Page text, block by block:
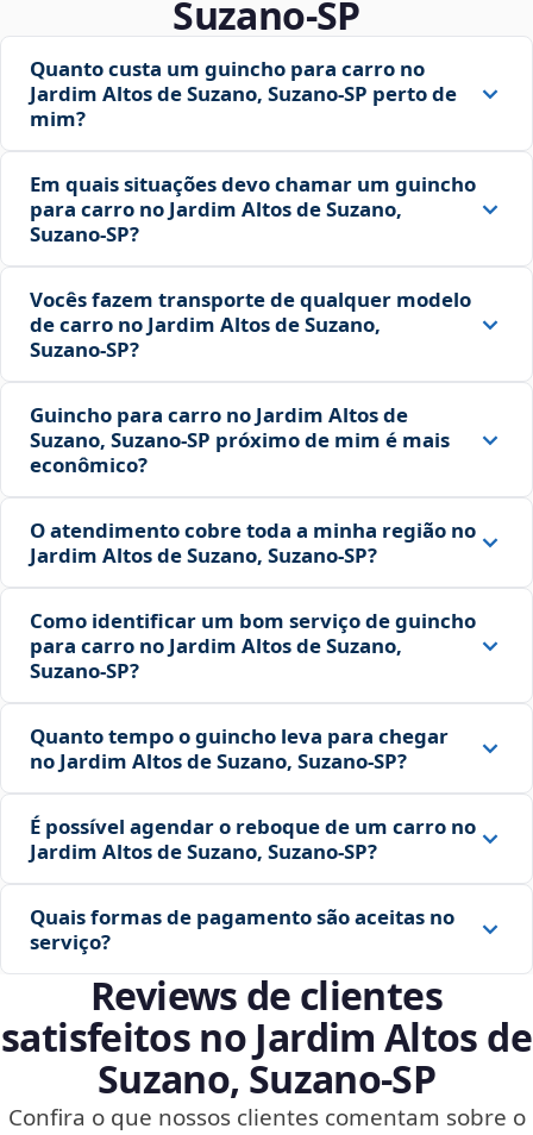
Suzano‑SP
Quanto custa um guincho para carro no
Jardim Altos de Suzano, Suzano‑SP perto de
mim?
Em quais situações devo chamar um guincho
para carro no Jardim Altos de Suzano,
Suzano‑SP?
Vocês fazem transporte de qualquer modelo
de carro no Jardim Altos de Suzano,
Suzano‑SP?
Guincho para carro no Jardim Altos de
Suzano, Suzano‑SP próximo de mim é mais
econômico?
O atendimento cobre toda a minha região no
Jardim Altos de Suzano, Suzano‑SP?
Como identificar um bom serviço de guincho
para carro no Jardim Altos de Suzano,
Suzano‑SP?
Quanto tempo o guincho leva para chegar
no Jardim Altos de Suzano, Suzano‑SP?
É possível agendar o reboque de um carro no
Jardim Altos de Suzano, Suzano‑SP?
Quais formas de pagamento são aceitas no
serviço?
Reviews de clientes
satisfeitos no Jardim Altos de
Suzano, Suzano‑SP
Confira o que nossos clientes comentam sobre o